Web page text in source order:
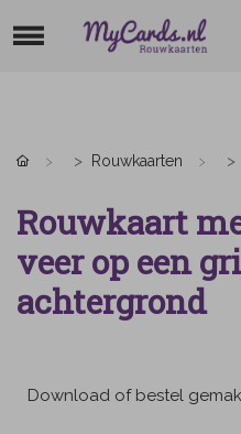
Rouwkaarten
Rouwkaart
veer op een
achtergrond
Download of bestel